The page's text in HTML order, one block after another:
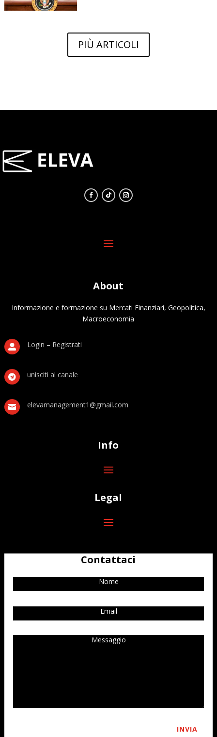
PIÙ ARTICOLI
About
Informazione e formazione su Mercati Finanziari, Geopolitica,
Macroeconomia
 Login – Registrati
 unisciti al canale
 elevamanagement1@gmail.com
Info
Legal
Contattaci
INVIA